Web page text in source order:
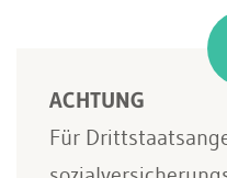
ACHTUNG
Für